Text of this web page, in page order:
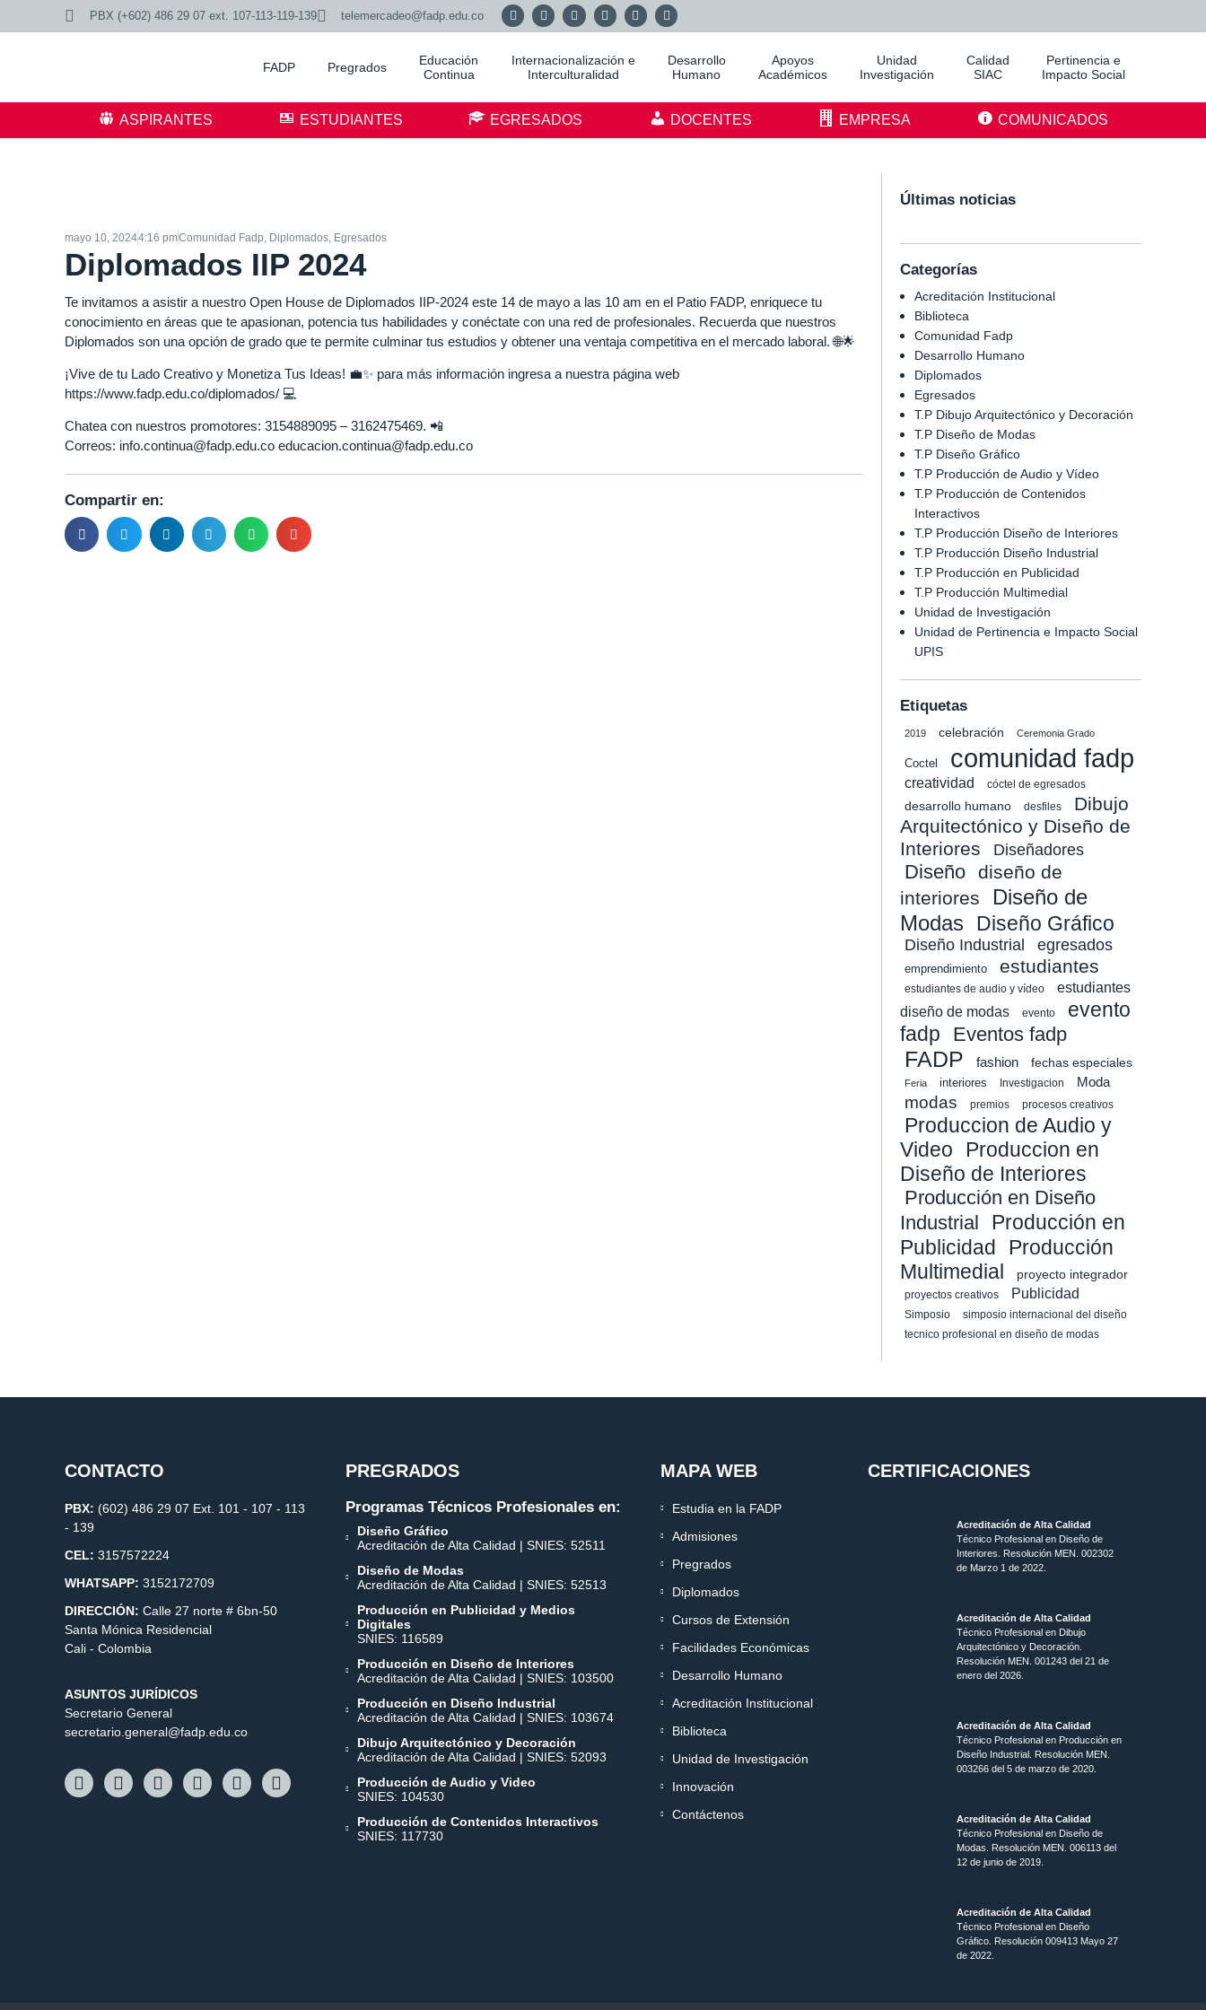
PBX (+602) 486 29 07 ext. 107-113-119-139 telemercadeo@fadp.edu.co
FADP Pregrados
Educación
Continua
Internacionalización e
Interculturalidad
Desarrollo
Humano
Apoyos
Académicos
Unidad
Investigación
Calidad
SIAC
Pertinencia e
Impacto Social
ASPIRANTES ESTUDIANTES EGRESADOS DOCENTES EMPRESA COMUNICADOS
mayo 10, 20244:16 pmComunidad Fadp Diplomados Egresados
Diplomados IIP 2024
Te invitamos a asistir a nuestro Open House de Diplomados IIP-2024 este 14 de mayo a las 10 am en el Patio FADP, enriquece tu
conocimiento en áreas que te apasionan, potencia tus habilidades y conéctate con una red de profesionales. Recuerda que nuestros
Diplomados son una opción de grado que te permite culminar tus estudios y obtener una ventaja competitiva en el mercado laboral. 🌐🌟
¡Vive de tu Lado Creativo y Monetiza Tus Ideas! 💼✨ para más información ingresa a nuestra página web
https://www.fadp.edu.co/diplomados/ 💻
Chatea con nuestros promotores: 3154889095 – 3162475469. 📲
Correos: info.continua@fadp.edu.co educacion.continua@fadp.edu.co
Compartir en:
Últimas noticias
Categorías
Acreditación Institucional
Biblioteca
Comunidad Fadp
Desarrollo Humano
Diplomados
Egresados
T.P Dibujo Arquitectónico y Decoración
T.P Diseño de Modas
T.P Diseño Gráfico
T.P Producción de Audio y Vídeo
T.P Producción de Contenidos
Interactivos
T.P Producción Diseño de Interiores
T.P Producción Diseño Industrial
T.P Producción en Publicidad
T.P Producción Multimedial
Unidad de Investigación
Unidad de Pertinencia e Impacto Social
UPIS
Etiquetas
2019 celebración Ceremonia Grado
Coctel comunidad fadp
creatividad cóctel de egresados
desarrollo humano desfiles
Dibujo
Arquitectónico y Diseño de
Interiores
Diseñadores
Diseño
diseño de
interiores
Diseño de
Modas Diseño Gráfico
Diseño Industrial egresados
emprendimiento estudiantes
estudiantes de audio y vídeo
estudiantes
diseño de modas
evento
evento
fadp
Eventos fadp
FADP fashion fechas especiales
Feria interiores Investigacion Moda
modas premios procesos creativos
Produccion de Audio y
Video
Produccion en
Diseño de Interiores
Producción en Diseño
Industrial
Producción en
Publicidad
Producción
Multimedial
proyecto integrador
proyectos creativos Publicidad
Simposio simposio internacional del diseño
tecnico profesional en diseño de modas
CONTACTO
PBX: (602) 486 29 07 Ext. 101 - 107 - 113
- 139
CEL: 3157572224
WHATSAPP: 3152172709
DIRECCIÓN: Calle 27 norte # 6bn-50
Santa Mónica Residencial
Cali - Colombia
ASUNTOS JURÍDICOS
Secretario General
secretario.general@fadp.edu.co
PREGRADOS
Programas Técnicos Profesionales en:
Diseño Gráfico
Acreditación de Alta Calidad | SNIES: 52511
Diseño de Modas
Acreditación de Alta Calidad | SNIES: 52513
Producción en Publicidad y Medios
Digitales
SNIES: 116589
Producción en Diseño de Interiores
Acreditación de Alta Calidad | SNIES: 103500
Producción en Diseño Industrial
Acreditación de Alta Calidad | SNIES: 103674
Dibujo Arquitectónico y Decoración
Acreditación de Alta Calidad | SNIES: 52093
Producción de Audio y Video
SNIES: 104530
Producción de Contenidos Interactivos
SNIES: 117730
MAPA WEB
Estudia en la FADP
Admisiones
Pregrados
Diplomados
Cursos de Extensión
Facilidades Económicas
Desarrollo Humano
Acreditación Institucional
Biblioteca
Unidad de Investigación
Innovación
Contáctenos
CERTIFICACIONES
Acreditación de Alta Calidad
Técnico Profesional en Diseño de
Interiores. Resolución MEN. 002302
de Marzo 1 de 2022.
Acreditación de Alta Calidad
Técnico Profesional en Dibujo
Arquitectónico y Decoración.
Resolución MEN.001243 del 21 de
enero del 2026.
Acreditación de Alta Calidad
Técnico Profesional en Producción en
Diseño Industrial. Resolución MEN.
003266 del 5 de marzo de 2020.
Acreditación de Alta Calidad
Técnico Profesional en Diseño de
Modas. Resolución MEN. 006113 del
12 de junio de 2019.
Acreditación de Alta Calidad
Técnico Profesional en Diseño
Gráfico. Resolución 009413 Mayo 27
de 2022.